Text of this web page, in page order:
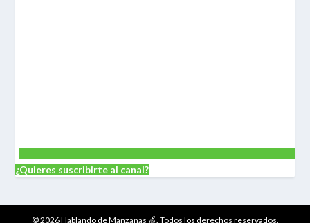
¿Quieres suscribirte al canal?
© 2026 Hablando de Manzanas 🍏. Todos los derechos reservados.